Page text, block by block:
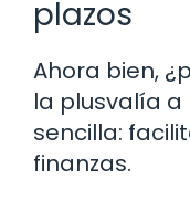
plazos
Ahora bien,
la plusvalía a
sencilla:
finanzas.